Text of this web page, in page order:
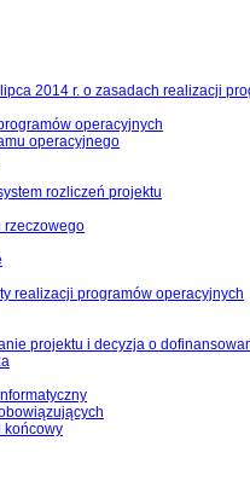
2014 r. o zasadach realizacji
operacyjnych
operacyjnego
rozliczeń projektu
rzeczowego
realizacji programów operacyjnych
projektu i decyzja o
końcowy